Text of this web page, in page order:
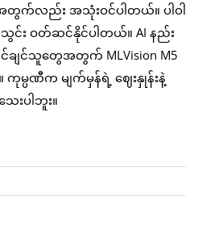
တွက်လည်း အသုံးဝင်ပါတယ်။ ပါဝါ
သွင်း ဝတ်ဆင်နိုင်ပါတယ်။ AI နည်း
ျင်သူတွေအတွက် MLVision M5
ကုမ္ပဏီက မျက်မှန်ရဲ့ ဈေးနှုန်းနဲ့
ေးပါဘူး။